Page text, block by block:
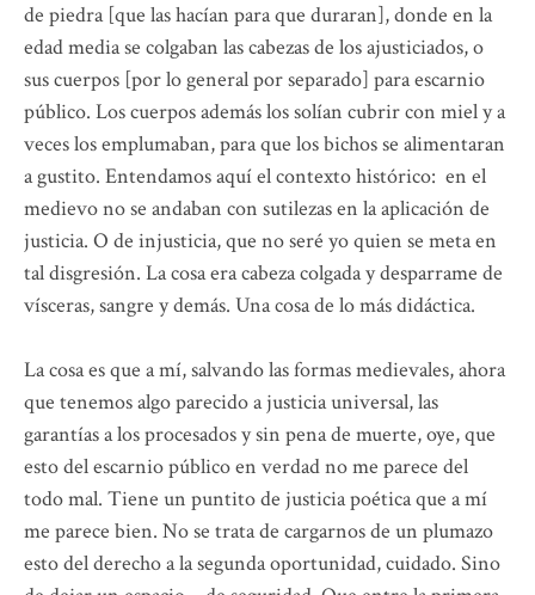
de piedra [que las hacían para que duraran], donde en la
edad media se colgaban las cabezas de los ajusticiados, o
sus cuerpos [por lo general por separado] para escarnio
público. Los cuerpos además los solían cubrir con miel y a
veces los emplumaban, para que los bichos se alimentaran
a gustito. Entendamos aquí el contexto histórico: en el
medievo no se andaban con sutilezas en la aplicación de
justicia. O de injusticia, que no seré yo quien se meta en
tal disgresión. La cosa era cabeza colgada y desparrame de
vísceras, sangre y demás. Una cosa de lo más didáctica.
La cosa es que a mí, salvando las formas medievales, ahora
que tenemos algo parecido a justicia universal, las
garantías a los procesados y sin pena de muerte, oye, que
esto del escarnio público en verdad no me parece del
todo mal. Tiene un puntito de justicia poética que a mí
me parece bien. No se trata de cargarnos de un plumazo
esto del derecho a la segunda oportunidad, cuidado. Sino